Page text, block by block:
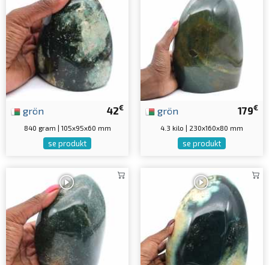
42€
grön
840 gram | 105x95x60 mm
se produkt
179€
grön
4.3 kilo | 230x160x80 mm
se produkt